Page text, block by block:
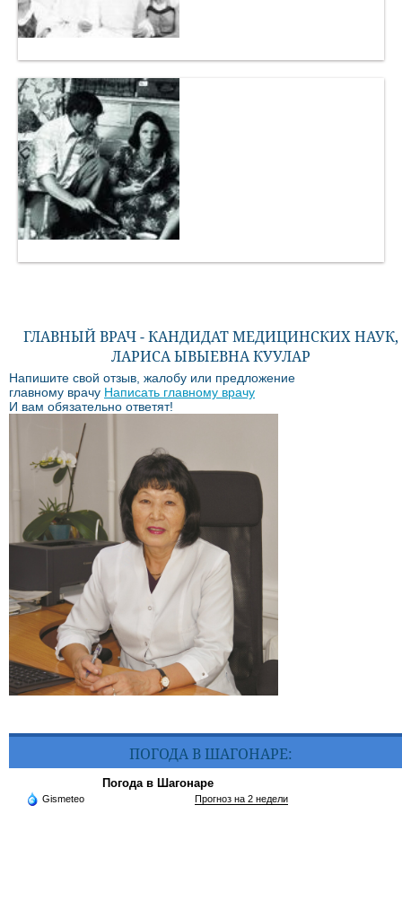
ГЛАВНЫЙ ВРАЧ - КАНДИДАТ МЕДИЦИНСКИХ НАУК,
ЛАРИСА ЫВЫЕВНА КУУЛАР
Напишите свой отзыв, жалобу или предложение
главному врачу Написать главному врачу
И вам обязательно ответят!
ПОГОДА В ШАГОНАРЕ:
Погода в Шагонаре
Gismeteo Прогноз на 2 недели